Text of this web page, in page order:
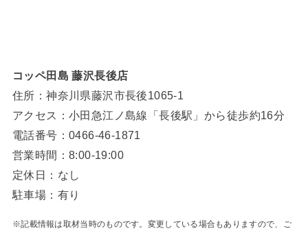
コッペ田島 藤沢長後店
住所：神奈川県藤沢市長後1065-1
アクセス：小田急江ノ島線「長後駅」から徒歩約16分
電話番号：0466-46-1871
営業時間：8:00-19:00
定休日：なし
駐車場：有り
※記載情報は取材当時のものです。変更している場合もありますので、ご